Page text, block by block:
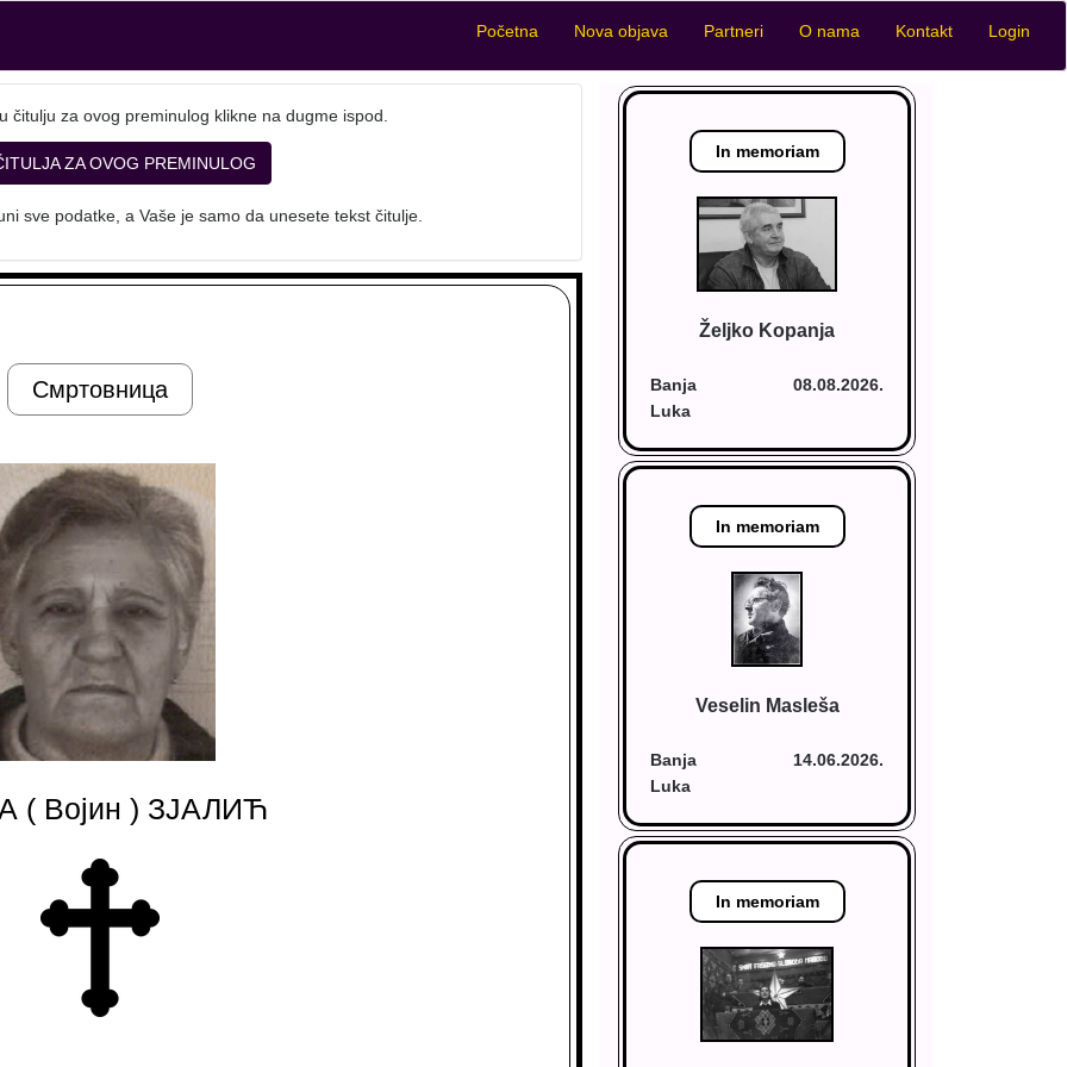
Početna Nova objava Partneri O nama Kontakt Login
čitulju za ovog preminulog klikne na dugme ispod.
ZA OVOG PREMINULOG
sve podatke, a Vaše je samo da unesete tekst čitulje.
Смртовница
( Војин ) ЗЈАЛИЋ
In memoriam
Željko Kopanja
Banja
Luka
08.08.2026.
In memoriam
Veselin Masleša
Banja
Luka
14.06.2026.
In memoriam